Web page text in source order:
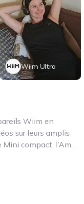
Wiim Ultra
Wiim en
sur leurs amplis
compact, l’Amp